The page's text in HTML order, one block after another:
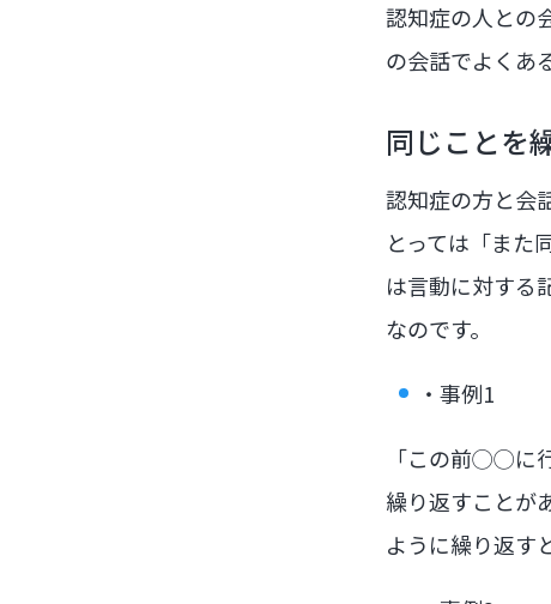
認知症の人との
の会話でよくあ
同じことを
認知症の方と会
とっては「また
は言動に対する
なのです。
・事例1
「この前◯◯に
繰り返すことが
ように繰り返す